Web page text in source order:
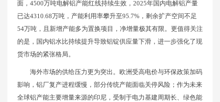
面，4500万吨电解铝产能红线持续生效，2025年国内电解铝产量
已达4310.68万吨，产能利用率攀升至95.7%，剩余扩产空间不足
54万吨，且新增产能多为置换项目，净增量极其有限。更值得关注
的是，国内铝水比持续提升导致铝锭供应量下滑，进一步强化了现
货市场的紧张格局。
海外市场的供给压力更为突出。欧洲受高电价与环保政策加码
影响，铝厂复产进程缓慢，部分传统产能面临关停风险；作为未来
全球铝产能主要增量来源的印尼，受制于电力基建周期长、绿色能